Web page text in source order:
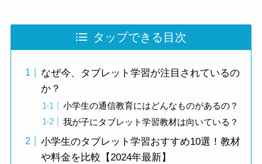
タップできる目次
なぜ今、タブレット学習が注目されているの
か？
小学生の通信教育にはどんなものがあるの？
我が子にタブレット学習教材は向いている？
小学生のタブレット学習おすすめ10選！教材
や料金を比較【2024年最新】